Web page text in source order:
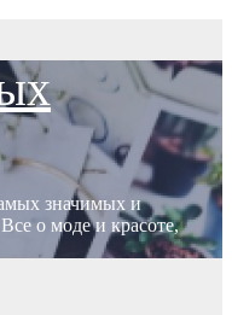
значимых и
о моде и красоте,